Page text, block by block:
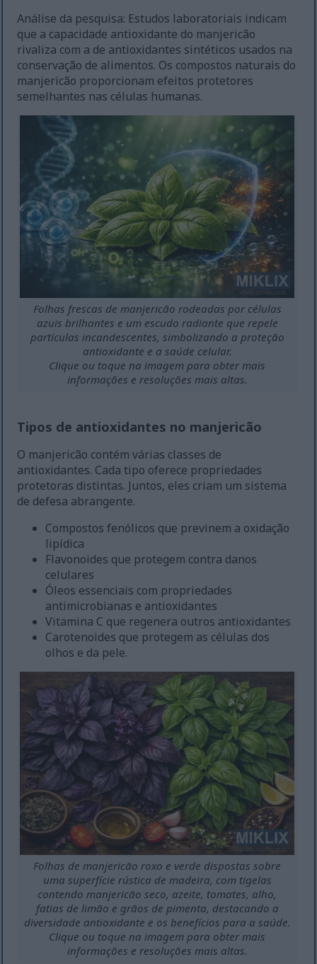
Análise da pesquisa: Estudos laboratoriais indicam
que a capacidade antioxidante do manjericão
rivaliza com a de antioxidantes sintéticos usados na
conservação de alimentos. Os compostos naturais do
manjericão proporcionam efeitos protetores
semelhantes nas células humanas.
Folhas frescas de manjericão rodeadas por células
azuis brilhantes e um escudo radiante que repele
partículas incandescentes, simbolizando a proteção
antioxidante e a saúde celular.
Clique ou toque na imagem para obter mais
informações e resoluções mais altas.
Tipos de antioxidantes no manjericão
O manjericão contém várias classes de
antioxidantes. Cada tipo oferece propriedades
protetoras distintas. Juntos, eles criam um sistema
de defesa abrangente.
Compostos fenólicos que previnem a oxidação
lipídica
Flavonoides que protegem contra danos
celulares
Óleos essenciais com propriedades
antimicrobianas e antioxidantes
Vitamina C que regenera outros antioxidantes
Carotenoides que protegem as células dos
olhos e da pele.
Folhas de manjericão roxo e verde dispostas sobre
uma superfície rústica de madeira, com tigelas
contendo manjericão seco, azeite, tomates, alho,
fatias de limão e grãos de pimenta, destacando a
diversidade antioxidante e os benefícios para a saúde.
Clique ou toque na imagem para obter mais
informações e resoluções mais altas.